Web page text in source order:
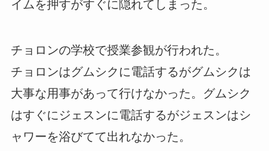
イムを押すがすぐに隠れてしまった。
チョロンの学校で授業参観が行われた。
チョロンはグムシクに電話するがグムシクは
大事な用事があって行けなかった。グムシク
はすぐにジェスンに電話するがジェスンはシ
ャワーを浴びてて出れなかった。